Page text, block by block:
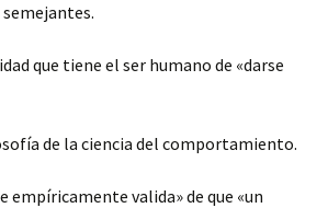
que tiene el ser humano de «darse
de la ciencia del comportamiento.
empíricamente valida» de que «un